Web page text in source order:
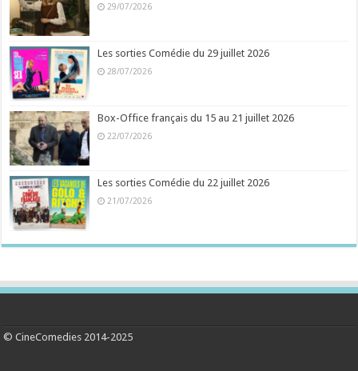
29/07/2026
Les sorties Comédie du 29 juillet 2026
28/07/2026
Box-Office français du 15 au 21 juillet 2026
22/07/2026
Les sorties Comédie du 22 juillet 2026
21/07/2026
© CineComedies 2014-2025